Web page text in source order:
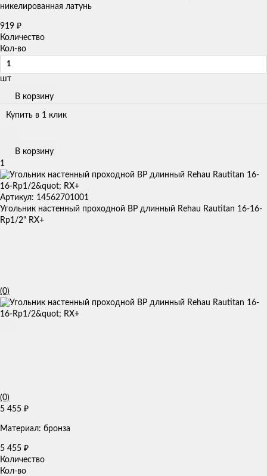
никелированная латунь
919 ₽
Количество
Кол-во
шт
В корзину
Купить в 1 клик
В корзину
1
Артикул: 14562701001
Угольник настенный проходной ВР длинный Rehau Rautitan 16-16-
Rp1/2" RX+
(0)
(0)
5 455 ₽
Материал: бронза
5 455 ₽
Количество
Кол-во